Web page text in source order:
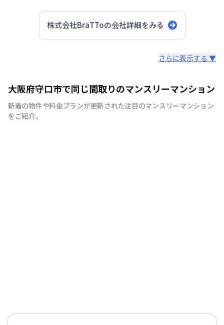
株式会社BraTToの会社詳細をみる
全国の主要都市を中心に、即日から利用可能なウィークリ
ーマンションやマンスリーマンションを紹介しておりま
す。大学受験、単身赴任など様々な用途でお使い いただ
ける『BraTTo×weekly＆monthly』をぜひご利用くださ
さらに表示する ▼
大阪府守口市で同じ間取りのマンスリーマンション
新着の物件や料金プランが更新された注目のマンスリーマンション
をご紹介。